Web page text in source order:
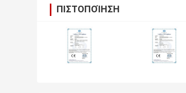
ΠΙΣΤΟΠΟΊΗΣΗ